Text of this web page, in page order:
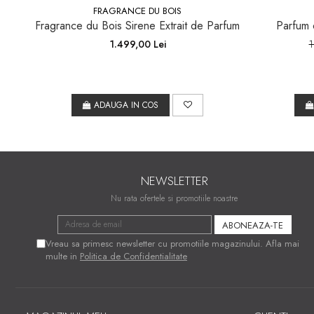
FRAGRANCE DU BOIS
Fragrance du Bois Sirene Extrait de Parfum
1.499,00 Lei
ADAUGA IN COS
Parfum
NEWSLETTER
Nu rata ofertele si promotiile noastre
Vreau sa primesc newsletter cu promotiile magazinului. Afla mai
multe in Politica de Confidentialitate